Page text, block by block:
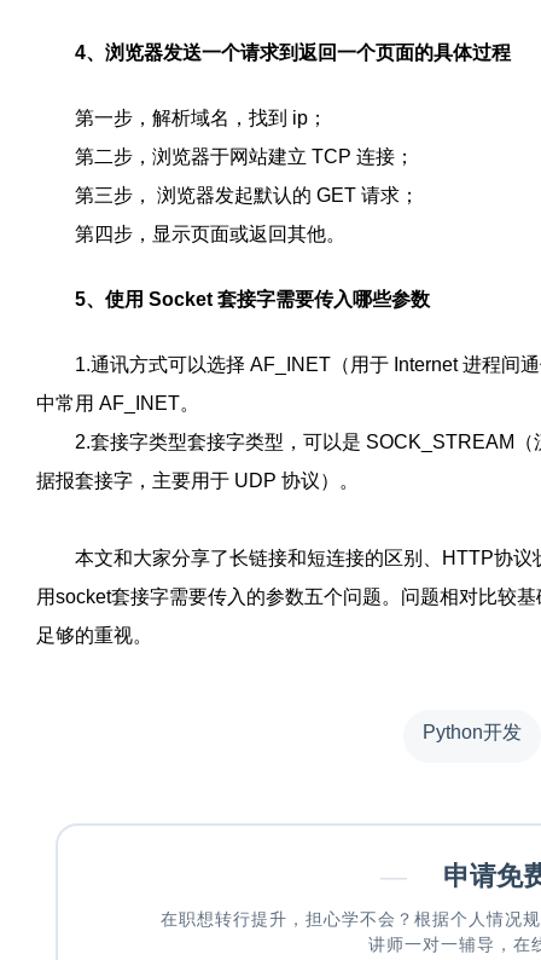
4、浏览器发送一个请求到返回一个页面的具体过程
第一步，解析域名，找到 ip；
第二步，浏览器于网站建立 TCP 连接；
第三步， 浏览器发起默认的 GET 请求；
第四步，显示页面或返回其他。
5、使用 Socket 套接字需要传入哪些参数
1.通讯方式可以选择 AF_INET（用于 Internet 进程间通
中常用 AF_INET。
2.套接字类型套接字类型，可以是 SOCK_STREAM（
据报套接字，主要用于 UDP 协议）。
本文和大家分享了长链接和短连接的区别、HTTP协议
用socket套接字需要传入的参数五个问题。问题相对比较
足够的重视。
Python开发
— 申请免
在职想转行提升，担心学不会？根据个人情况
讲师一对一辅导，在